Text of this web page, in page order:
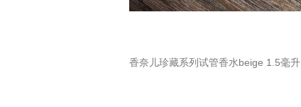
香奈儿珍藏系列试管香水beige 1.5毫升